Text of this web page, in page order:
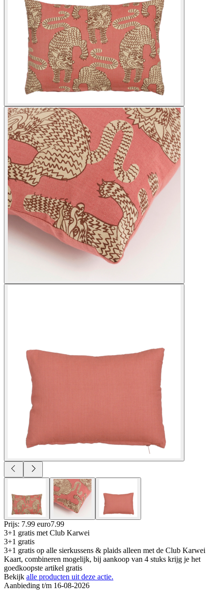
Prijs: 7.99 euro7.99
3+1 gratis met Club Karwei
3+1 gratis
3+1 gratis op alle sierkussens & plaids alleen met de Club Karwei
Kaart, combineren mogelijk, bij aankoop van 4 stuks krijg je het
goedkoopste artikel gratis
Bekijk alle producten uit deze actie.
Aanbieding t/m 16-08-2026